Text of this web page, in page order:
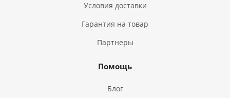
Условия доставки
Гарантия на товар
Партнеры
Помощь
Блог